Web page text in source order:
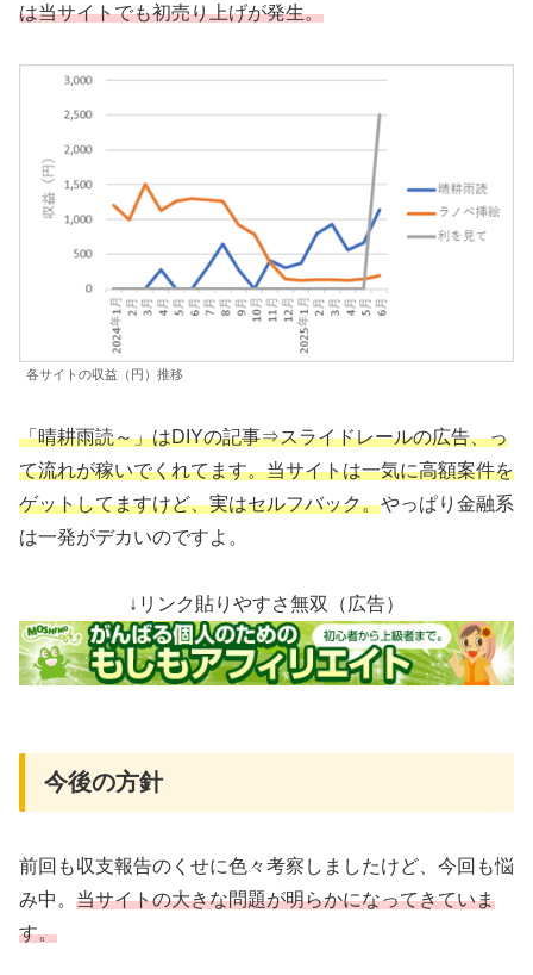
は当サイトでも初売り上げが発生。
各サイトの収益（円）推移
「晴耕雨読～」はDIYの記事⇒スライドレールの広告、っ
て流れが稼いでくれてます。当サイトは一気に高額案件を
ゲットしてますけど、実はセルフバック。やっぱり金融系
は一発がデカいのですよ。
↓リンク貼りやすさ無双（広告）
今後の方針
前回も収支報告のくせに色々考察しましたけど、今回も悩
み中。 当サイトの大きな問題が明らかになってきていま
す。